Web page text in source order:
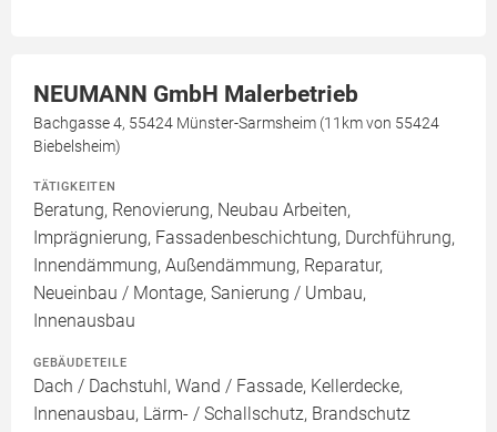
NEUMANN GmbH Malerbetrieb
Bachgasse 4, 55424 Münster-Sarmsheim (11km von 55424
Biebelsheim)
TÄTIGKEITEN
Beratung, Renovierung, Neubau Arbeiten,
Imprägnierung, Fassadenbeschichtung, Durchführung,
Innendämmung, Außendämmung, Reparatur,
Neueinbau / Montage, Sanierung / Umbau,
Innenausbau
GEBÄUDETEILE
Dach / Dachstuhl, Wand / Fassade, Kellerdecke,
Innenausbau, Lärm- / Schallschutz, Brandschutz